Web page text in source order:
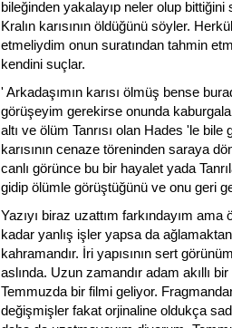
bileğinden yakalayıp neler olup
Kralın karısının öldüğünü söyler.
etmeliydim onun suratından tahmin
kendini suçlar.
' Arkadaşımın karısı ölmüş bense
görüşeyim gerekirse onunda
altı ve ölüm Tanrısı olan Hades 'le
karısının cenaze töreninden saraya
canlı görünce bu bir hayalet yada
gidip ölümle görüştüğünü ve onu geri
Yazıyı biraz uzattım farkındayım
kadar yanlış işler yapsa da
kahramandır. İri yapısının sert
aslında. Uzun zamandır adam akıllı
Temmuzda bir filmi geliyor.
değişmişler fakat orjinaline oldukça